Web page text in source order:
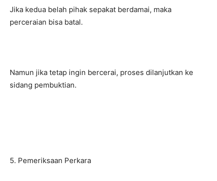
Jika kedua belah pihak sepakat berdamai, maka
perceraian bisa batal.
Namun jika tetap ingin bercerai, proses dilanjutkan ke
sidang pembuktian.
5. Pemeriksaan Perkara